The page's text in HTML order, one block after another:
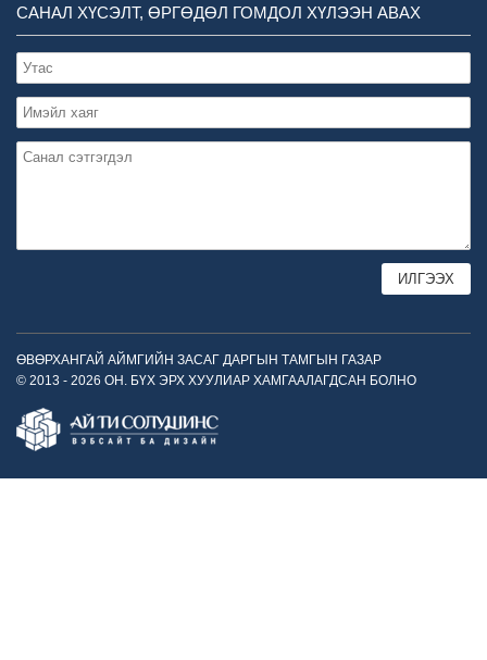
САНАЛ ХҮСЭЛТ, ӨРГӨДӨЛ ГОМДОЛ ХҮЛЭЭН АВАХ
ӨВӨРХАНГАЙ АЙМГИЙН ЗАСАГ ДАРГЫН ТАМГЫН ГАЗАР
© 2013 - 2026 ОН. БҮХ ЭРХ ХУУЛИАР ХАМГААЛАГДСАН БОЛНО